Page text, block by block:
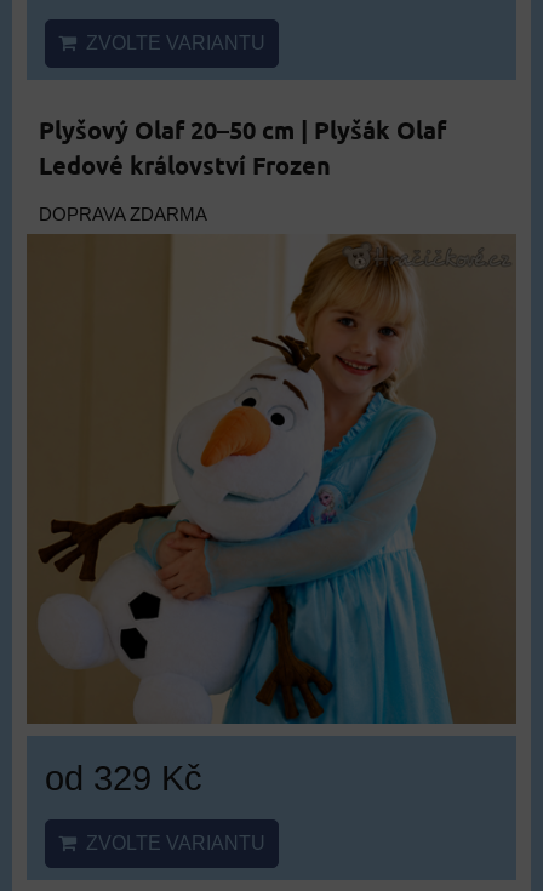
ZVOLTE VARIANTU
Plyšový Olaf 20–50 cm | Plyšák Olaf
Ledové království Frozen
DOPRAVA ZDARMA
od 329 Kč
ZVOLTE VARIANTU